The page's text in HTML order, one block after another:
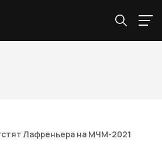
Лафреньера на МЧМ-2021